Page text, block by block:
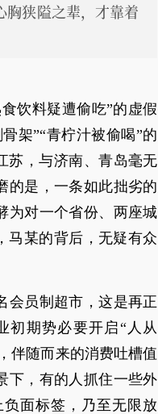
胸狭隘之辈，才靠着
饮料疑遭偷吃”的虚假
架”“青柠汁被偷喝”的
苏，与济南、青岛毫无
的是，一条如此拙劣的
为对一个省份、两座城
马某的背后，无疑有众
会员制超市，这是再正
初期势必要开启“人从
伴随而来的消费吐槽值
下，有的人抓住一些外
面标签，乃至无限放